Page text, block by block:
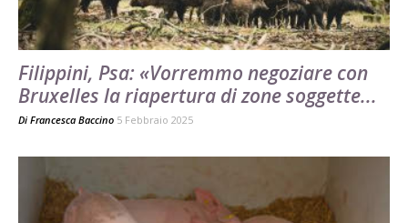
Filippini, Psa: «Vorremmo negoziare con
Bruxelles la riapertura di zone soggette...
Di Francesca Baccino 5 Febbraio 2025